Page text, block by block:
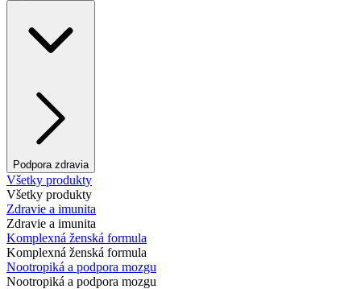
Podpora zdravia
Všetky produkty
Všetky produkty
Zdravie a imunita
Zdravie a imunita
Komplexná ženská formula
Komplexná ženská formula
Nootropiká a podpora mozgu
Nootropiká a podpora mozgu